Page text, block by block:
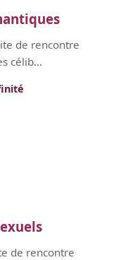
de rencontre
célib...
de rencontre